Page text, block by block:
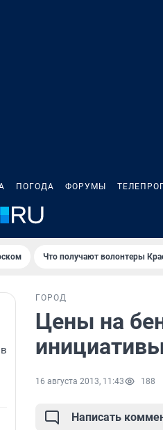
ПОГОДА ФОРУМЫ
Что получают волонтеры
ГОРОД
Цены на
16 августа 2013, 11:43 188
Написать